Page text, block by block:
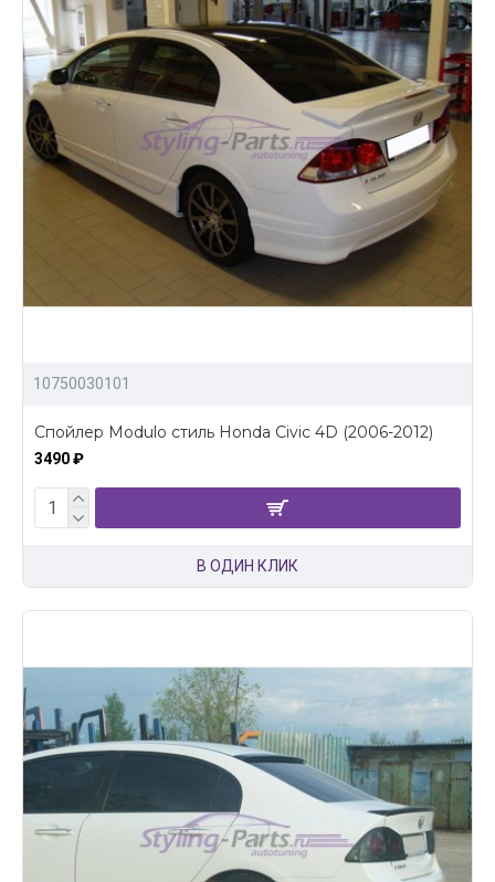
10750030101
Спойлер Modulo стиль Honda Civic 4D (2006-2012)
3490 ₽
В ОДИН КЛИК